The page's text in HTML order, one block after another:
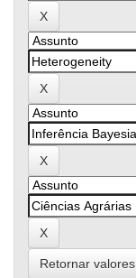
Retornar valores